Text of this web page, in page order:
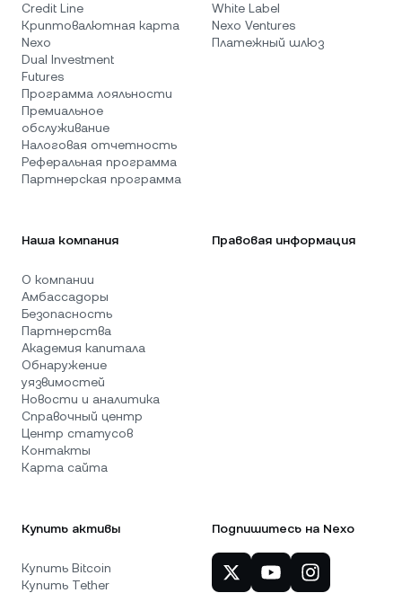
Credit Line
Криптовалютная карта
Nexo
Dual Investment
Futures
Программа лояльности
Премиальное
обслуживание
Налоговая отчетность
Реферальная программа
Партнерская программа
White Label
Nexo Ventures
Платежный шлюз
Наша компания
О компании
Амбассадоры
Безопасность
Партнерства
Академия капитала
Обнаружение
уязвимостей
Новости и аналитика
Справочный центр
Центр статусов
Контакты
Карта сайта
Правовая информация
Купить активы
Купить Bitcoin
Купить Tether
Подпишитесь на Nexo